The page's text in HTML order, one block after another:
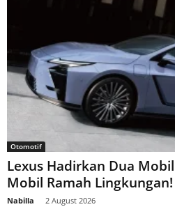
Otomotif
Lexus Hadirkan Dua
Mobil Ramah Lingkungan!
Nabilla 2 August 2026